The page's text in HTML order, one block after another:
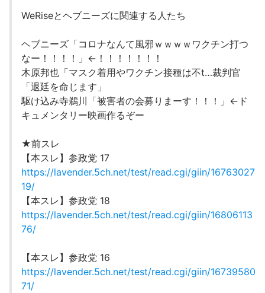
WeRiseとヘブニーズに関連する人たち
ヘブニーズ「コロナなんて風邪ｗｗｗｗワクチン打つ
なー！！！！」←！！！！！！！
木原邦也「マスク着用やワクチン接種は不t…裁判官
「退廷を命じます」
駆け込み寺鵜川「被害者の会募りまーす！！！」←ド
キュメンタリー映画作るぞー
★前スレ
【本スレ】参政党 17
https://lavender.5ch.net/test/read.cgi/giin/16763027
19/
【本スレ】参政党 18
https://lavender.5ch.net/test/read.cgi/giin/16806113
76/
【本スレ】参政党 16
https://lavender.5ch.net/test/read.cgi/giin/16739580
71/